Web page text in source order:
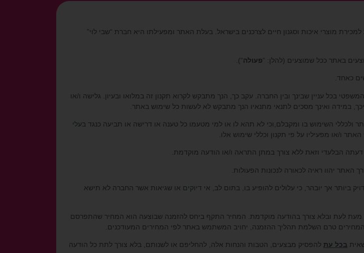
מוצרי איכות וסגנון חיים לצרכנים בישראל. בעלת האתר ומפעילתו היא חברת “שבי לוי”
פעולה“).
בכל עניין שבינך ובין החברה. עקב כך, הנך מתבקש לקרוא תקנון זה במלואו ובעיון. גלישה ו/או
במידה ואינך מסכים לתנאי מתנאיו הנך מתבקש לא לעשות כל שימוש באתר.
ולכללי השימוש בו ומקבלם,וכי לא תהא לו או למי מטעמו כל טענה או דרישה או תביעה כנגד בעלי
ו/או מפעיליו על פי תקנון וכללי שימוש אלו.
ביותר אך יובהר, כי עלולים להופיע בו, בתום לב, אי דיוקים או שגיאות אשר החברה לא תישא
מעת לעת ובלא צורך בהודעה מוקדמת. המחיר התקף ביחס להזמנה שבוצעה הוא המחיר שהתפרסם
טרם השלמת תהליך ההזמנה, יחויב המשתמש באתר לפי המחירים המעודכנים.
בכל עת להפסיק מבצעים, הטבות והנחות אלה, להחליפם או לשנותם, בלא צורך לתת כל הודעה